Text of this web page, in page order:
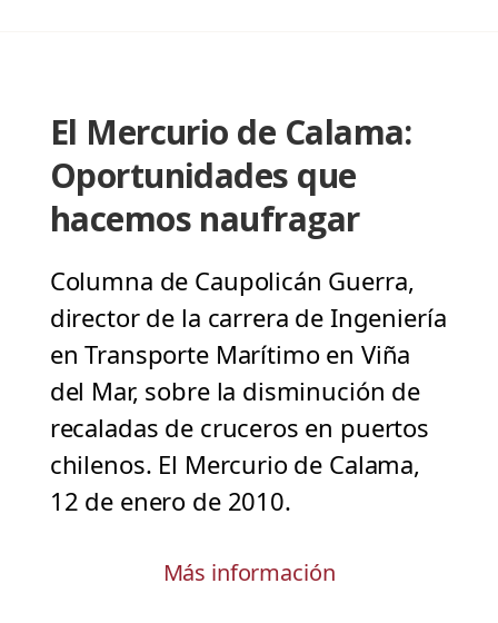
El Mercurio de Calama:
Oportunidades que
hacemos naufragar
Columna de Caupolicán Guerra,
director de la carrera de Ingeniería
en Transporte Marítimo en Viña
del Mar, sobre la disminución de
recaladas de cruceros en puertos
chilenos. El Mercurio de Calama,
12 de enero de 2010.
Más información